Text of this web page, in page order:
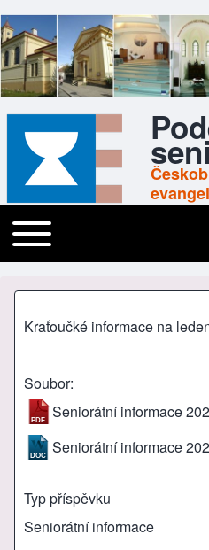
Main navigation
Toggle main menu
Kraťoučké informace na
Soubor
Seniorátní informace
Seniorátní informace
Typ příspěvku
Seniorátní informace